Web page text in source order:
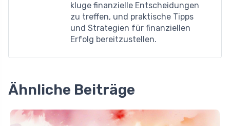
kluge finanzielle Entscheidungen
zu treffen, und praktische Tipps
und Strategien für finanziellen
Erfolg bereitzustellen.
Ähnliche Beiträge